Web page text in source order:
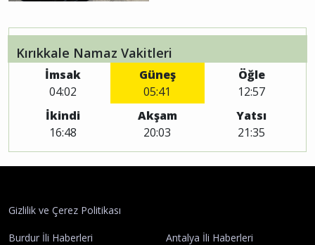
Kırıkkale Namaz Vakitleri
İmsak
04:02
Güneş
05:41
Öğle
12:57
İkindi
16:48
Akşam
20:03
Yatsı
21:35
Gizlilik ve Çerez Politikası
Burdur İli Haberleri Antalya İli Haberleri